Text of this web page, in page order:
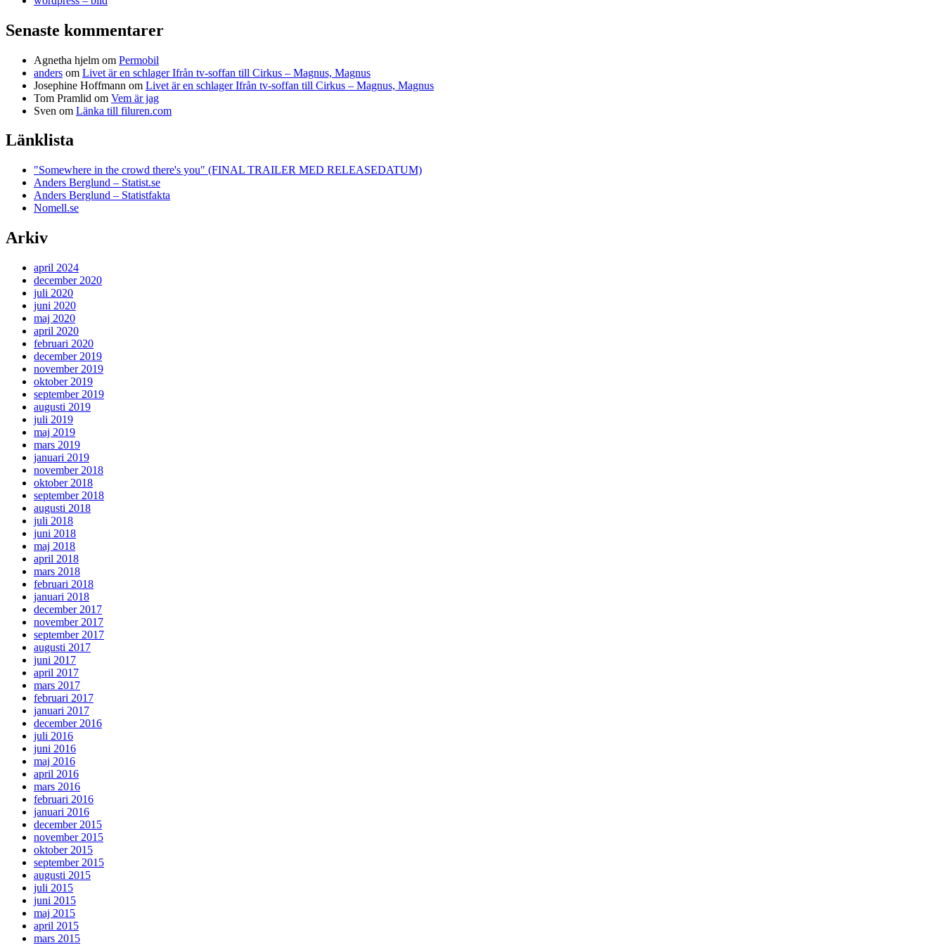
Senaste kommentarer
Agnetha hjelm om Permobil
anders om Livet är en schlager Ifrån tv-soffan till Cirkus – Magnus, Magnus
Josephine Hoffmann om Livet är en schlager Ifrån tv-soffan till Cirkus – Magnus, Magnus
Tom Pramlid om Vem är jag
Sven om Länka till filuren.com
Länklista
"Somewhere in the crowd there's you" (FINAL TRAILER MED RELEASEDATUM)
Anders Berglund – Statist.se
Anders Berglund – Statistfakta
Nomell.se
Arkiv
april 2024
december 2020
juli 2020
juni 2020
maj 2020
april 2020
februari 2020
december 2019
november 2019
oktober 2019
september 2019
augusti 2019
juli 2019
maj 2019
mars 2019
januari 2019
november 2018
oktober 2018
september 2018
augusti 2018
juli 2018
juni 2018
maj 2018
april 2018
mars 2018
februari 2018
januari 2018
december 2017
november 2017
september 2017
augusti 2017
juni 2017
april 2017
mars 2017
februari 2017
januari 2017
december 2016
juli 2016
juni 2016
maj 2016
april 2016
mars 2016
februari 2016
januari 2016
december 2015
november 2015
oktober 2015
september 2015
augusti 2015
juli 2015
juni 2015
maj 2015
april 2015
mars 2015